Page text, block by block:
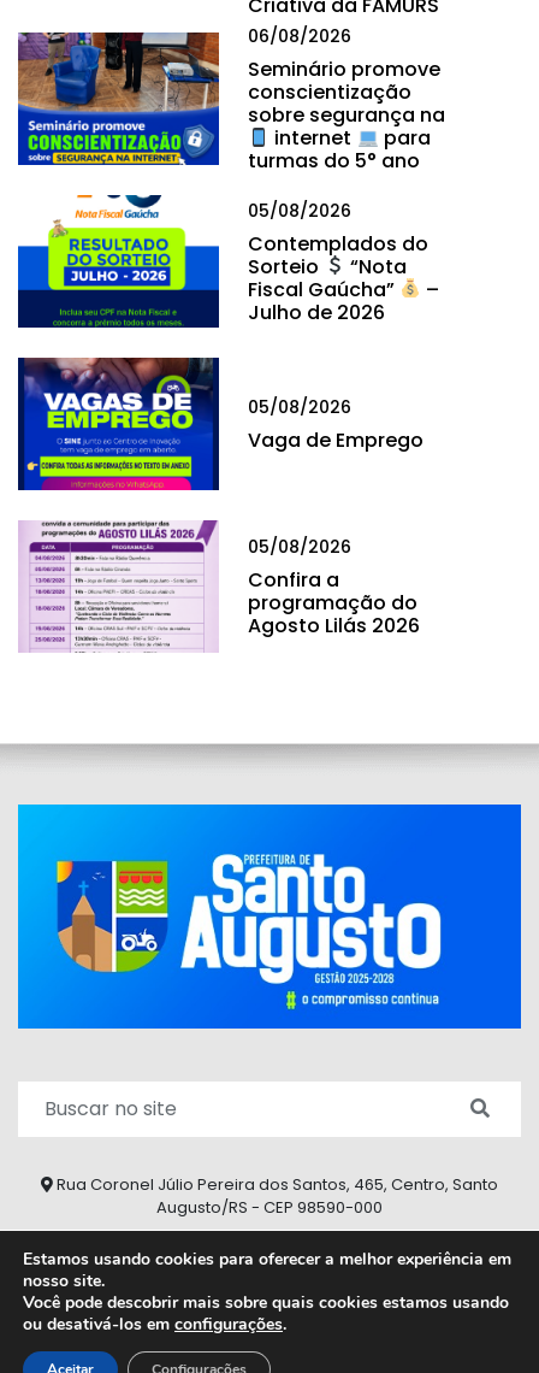
06/08/2026
Seminário promove
conscientização
sobre segurança na
internet
para
turmas do 5° ano
05/08/2026
Contemplados do
Sorteio
“Nota
Fiscal Gaúcha”
–
Julho de 2026
05/08/2026
Vaga de Emprego
05/08/2026
Confira a
programação do
Agosto Lilás 2026
Rua Coronel Júlio Pereira dos Santos, 465, Centro, Santo
Augusto/RS - CEP 98590-000
2026 © Todos os direitos reservados.
Estamos usando cookies para oferecer a melhor experiência em
nosso site.
Você pode descobrir mais sobre quais cookies estamos usando
ou desativá-los em configurações.